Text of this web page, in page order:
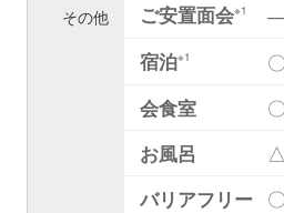
その他 ご安置面会※1
宿泊※1 〇
会食室
〇
お風呂
△
バリアフリー 〇